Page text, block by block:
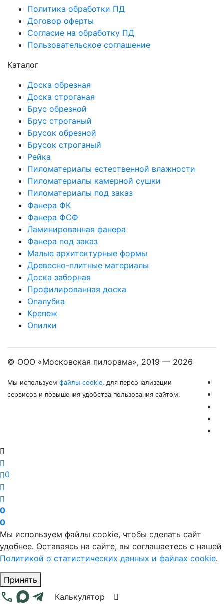
Политика обработки ПД
Договор оферты
Согласие на обработку ПД
Пользовательское соглашение
Каталог
Доска обрезная
Доска строганая
Брус обрезной
Брус строганый
Брусок обрезной
Брусок строганый
Рейка
Пиломатериалы естественной влажности
Пиломатериалы камерной сушки
Пиломатериалы под заказ
Фанера ФК
Фанера ФСФ
Ламинированная фанера
Фанера под заказ
Малые архитектурные формы
Древесно-плитные материалы
Доска заборная
Профилированная доска
Опалубка
Крепеж
Опилки
© ООО «Московская пилорама», 2019 — 2026
Мы используем файлы cookie, для персонализации
сервисов и повышения удобства пользования сайтом.
0
0
0
Мы используем файлы cookie, чтобы сделать сайт
удобнее. Оставаясь на сайте, вы соглашаетесь с нашей
Политикой о статистических данных и файлах cookie.
Принять
Калькулятор